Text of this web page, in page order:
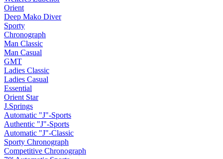
Orient
Deep Mako Diver
Sporty
Chronograph
Man Classic
Man Casual
GMT
Ladies Classic
Ladies Casual
Essential
Orient Star
J.Springs
Automatic "J"-Sports
Authentic "J"-Sports
Automatic "J"-Classic
Sporty Chronograph
Competitive Chronograph